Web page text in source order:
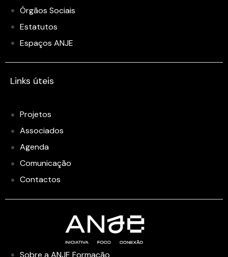
Órgãos Sociais
Estatutos
Espaços ANJE
Links úteis
Projetos
Associados
Agenda
Comunicação
Contactos
Sobre a ANJE Formação